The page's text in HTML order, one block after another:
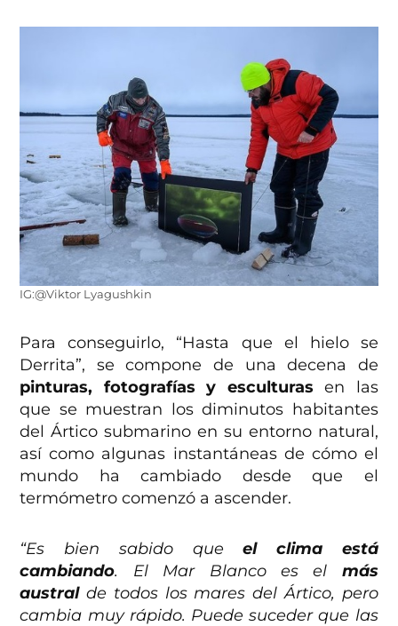
IG:@Viktor Lyagushkin
Para conseguirlo, “Hasta que el hielo se
Derrita”, se compone de una decena de
pinturas, fotografías y esculturas en las
que se muestran los diminutos habitantes
del Ártico submarino en su entorno natural,
así como algunas instantáneas de cómo el
mundo ha cambiado desde que el
termómetro comenzó a ascender.
“Es bien sabido queel clima está
cambiando. El Mar Blanco es el más
australde todos los mares del Ártico, pero
cambia muy rápido. Puede suceder que las